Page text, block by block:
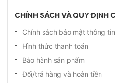
CHÍNH SÁCH VÀ QUY ĐỊNH
Chính sách bảo mật thông tin
Hình thức thanh toán
Bảo hành sản phẩm
Đổi/trả hàng và hoàn tiền